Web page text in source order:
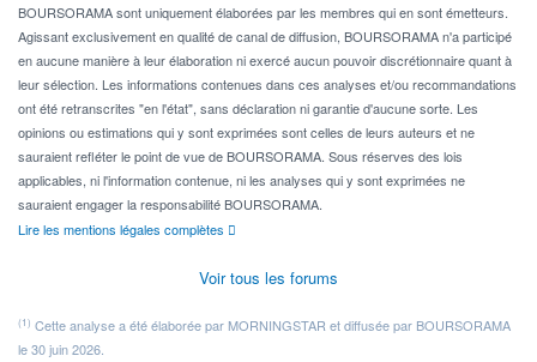
BOURSORAMA sont uniquement élaborées par les membres qui en sont émetteurs.
Agissant exclusivement en qualité de canal de diffusion, BOURSORAMA n'a participé
en aucune manière à leur élaboration ni exercé aucun pouvoir discrétionnaire quant à
leur sélection. Les informations contenues dans ces analyses et/ou recommandations
ont été retranscrites "en l'état", sans déclaration ni garantie d'aucune sorte. Les
opinions ou estimations qui y sont exprimées sont celles de leurs auteurs et ne
sauraient refléter le point de vue de BOURSORAMA. Sous réserves des lois
applicables, ni l'information contenue, ni les analyses qui y sont exprimées ne
sauraient engager la responsabilité BOURSORAMA.
Lire les mentions légales complètes
Voir tous les forums
(1) Cette analyse a été élaborée par MORNINGSTAR et diffusée par BOURSORAMA
le 30 juin 2026.